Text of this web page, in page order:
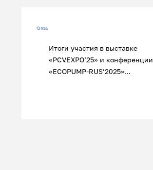
Итоги участия в выставке
«PCVEXPO’25» и конференции
«ECOPUMP‑RUS’2025»...